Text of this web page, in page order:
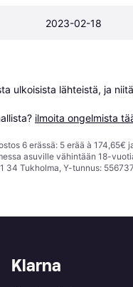
2023-02-18
ulkoisista lähteistä, ja
ilmoita ongelmista
6 erässä: 5 erää à
asuville vähintään 18-
34 Tukholma, Y-tunnus:
Klarna